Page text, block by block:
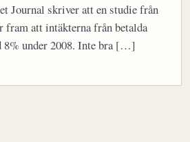
Journal skriver att en studie från
att intäkterna från betalda
under 2008. Inte bra […]